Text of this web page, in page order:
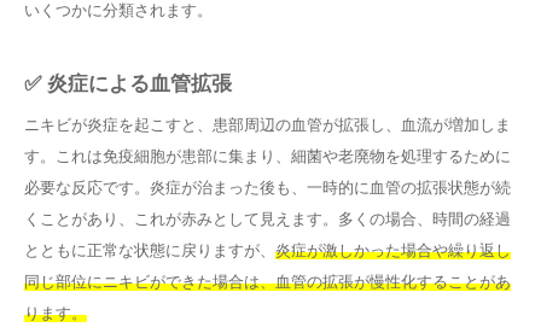
いくつかに分類されます。
✅ 炎症による血管拡張
ニキビが炎症を起こすと、患部周辺の血管が拡張し、血流が増加しま
す。これは免疫細胞が患部に集まり、細菌や老廃物を処理するために
必要な反応です。炎症が治まった後も、一時的に血管の拡張状態が続
くことがあり、これが赤みとして見えます。多くの場合、時間の経過
とともに正常な状態に戻りますが、 炎症が激しかった場合や繰り返し
同じ部位にニキビができた場合は、血管の拡張が慢性化することがあ
ります。